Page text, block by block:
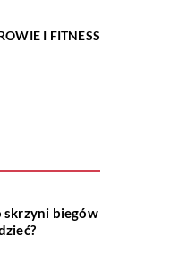
I FITNESS
skrzyni biegów